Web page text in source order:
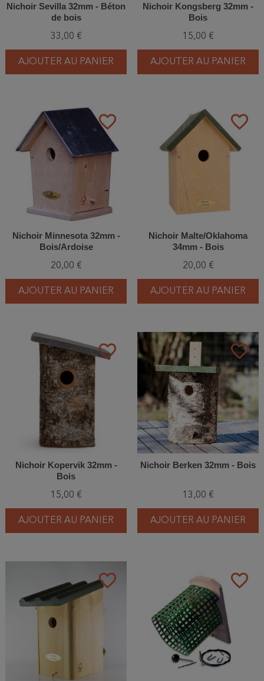
Nichoir Sevilla 32mm - Béton
de bois
33,00 €
AJOUTER AU PANIER
Nichoir Kongsberg 32mm -
Bois
15,00 €
AJOUTER AU PANIER
favorite_border
Nichoir Minnesota 32mm -
Bois/Ardoise
20,00 €
AJOUTER AU PANIER
favorite_border
Nichoir Malte/Oklahoma
34mm - Bois
20,00 €
AJOUTER AU PANIER
favorite_border
Nichoir Kopervik 32mm -
Bois
15,00 €
AJOUTER AU PANIER
favorite_border
Nichoir Berken 32mm - Bois
13,00 €
AJOUTER AU PANIER
favorite_border favorite_border